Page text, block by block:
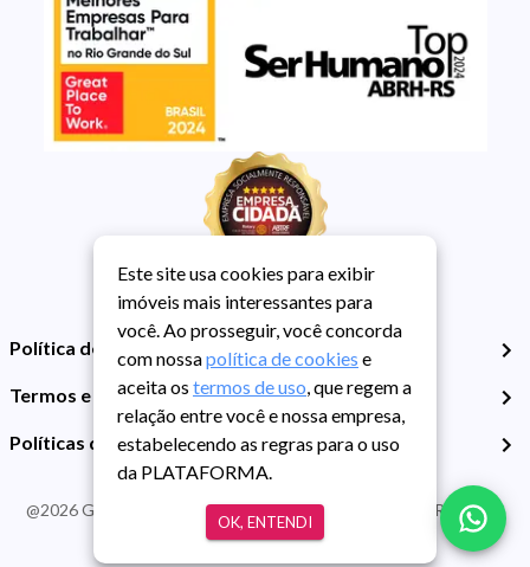
Política de Privacidade
Termos e Condições de Uso
Políticas de Cookies
@2026Guarida Imóvel. Todos os direitos reservados. CRECI RS -
413J | CNPJ Guarida: 89.398.606/0001-30
Este site usa cookies para exibir
imóveis mais interessantes para
você. Ao prosseguir, você concorda
com nossapolítica de cookies e
aceita os termos de uso, que regem a
relação entre você e nossa empresa,
estabelecendo as regras para o uso
da PLATAFORMA.
OK, ENTENDI